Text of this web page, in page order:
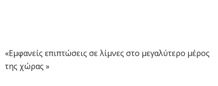
«Εμφανείς επιπτώσεις σε λίμνες στο μεγαλύτερο μέρος
της χώρας »